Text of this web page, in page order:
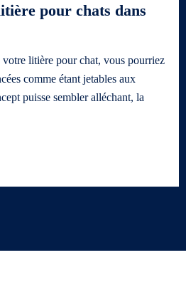
pour chats dans
litière pour chat, vous pourriez
comme étant jetables aux
puisse sembler alléchant, la